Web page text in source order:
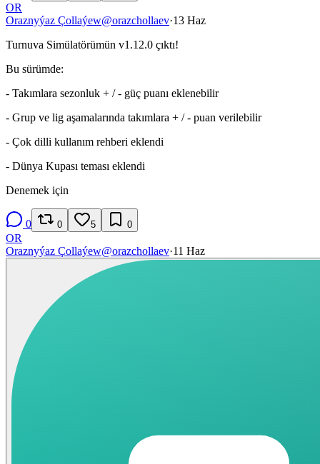
OR
Oraznyýaz Çollaýew@orazchollaev·13 Haz
Turnuva Simülatörümün v1.12.0 çıktı!
Bu sürümde:
- Takımlara sezonluk + / - güç puanı eklenebilir
- Grup ve lig aşamalarında takımlara + / - puan verilebilir
- Çok dilli kullanım rehberi eklendi
- Dünya Kupası teması eklendi
Denemek için
0 0 5 0
OR
Oraznyýaz Çollaýew@orazchollaev·11 Haz